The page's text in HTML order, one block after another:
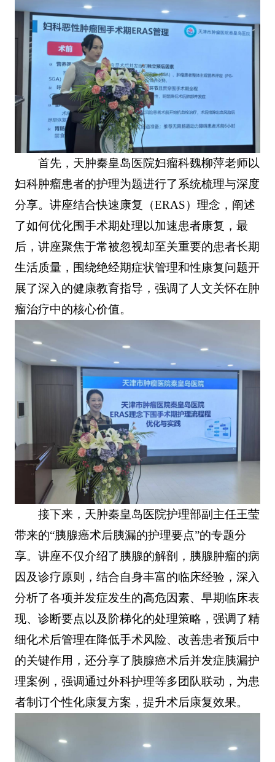
首先，天肿秦皇岛医院妇瘤科魏柳萍老师以
妇科肿瘤患者的护理为题进行了系统梳理与深度
分享。讲座结合快速康复（ERAS）理念，阐述
了如何优化围手术期处理以加速患者康复，最
后，讲座聚焦于常被忽视却至关重要的患者长期
生活质量，围绕绝经期症状管理和性康复问题开
展了深入的健康教育指导，强调了人文关怀在肿
瘤治疗中的核心价值。
接下来，天肿秦皇岛医院护理部副主任王莹
带来的“胰腺癌术后胰漏的护理要点”的专题分
享。讲座不仅介绍了胰腺的解剖，胰腺肿瘤的病
因及诊疗原则，结合自身丰富的临床经验，深入
分析了各项并发症发生的高危因素、早期临床表
现、诊断要点以及阶梯化的处理策略，强调了精
细化术后管理在降低手术风险、改善患者预后中
的关键作用，还分享了胰腺癌术后并发症胰漏护
理案例，强调通过外科护理等多团队联动，为患
者制订个性化康复方案，提升术后康复效果。